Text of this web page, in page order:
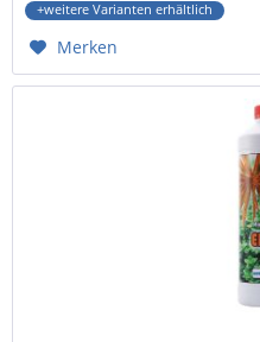
+weitere Varianten erhältlich
Merken